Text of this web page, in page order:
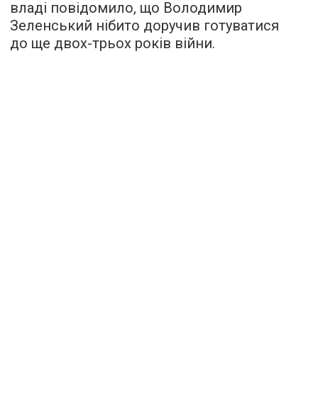
владі повідомило, що Володимир
Зеленський нібито доручив готуватися
до ще двох-трьох років війни.